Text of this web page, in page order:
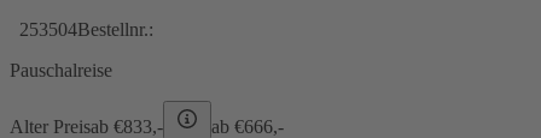
253504Bestellnr.:
Pauschalreise
Alter Preisab €833,- ab €666,-